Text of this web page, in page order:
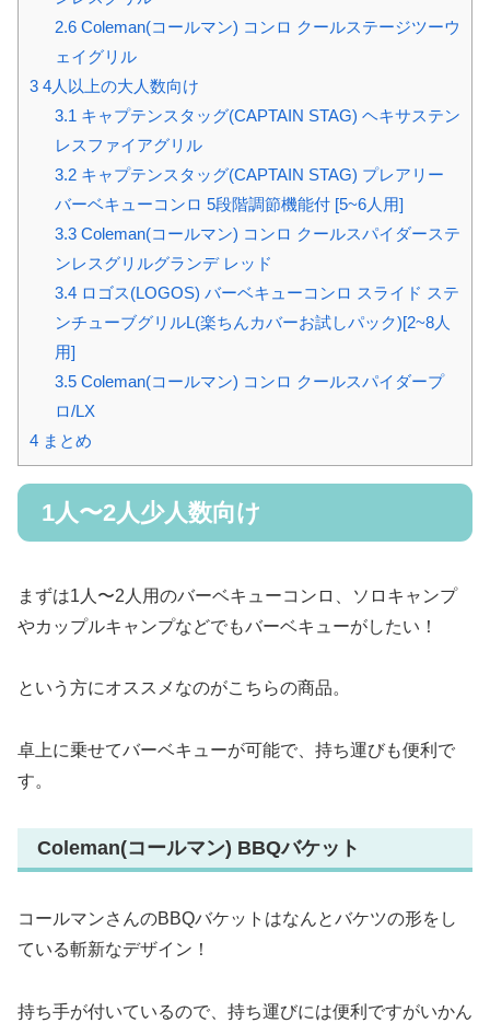
2.6Coleman(コールマン) コンロ クールステージツーウ
ェイグリル
3 4人以上の大人数向け
3.1 キャプテンスタッグ(CAPTAIN STAG) ヘキサステン
レスファイアグリル
3.2キャプテンスタッグ(CAPTAIN STAG) プレアリー
バーベキューコンロ 5段階調節機能付 [5~6人用]
3.3Coleman(コールマン) コンロ クールスパイダーステ
ンレスグリルグランデ レッド
3.4ロゴス(LOGOS) バーベキューコンロ スライド ステ
ンチューブグリルL(楽ちんカバーお試しパック)[2~8人
用]
3.5Coleman(コールマン) コンロ クールスパイダープ
ロ/LX
4 まとめ
1人〜2人少人数向け
まずは1人〜2人用のバーベキューコンロ、ソロキャンプ
やカップルキャンプなどでもバーベキューがしたい！
という方にオススメなのがこちらの商品。
卓上に乗せてバーベキューが可能で、持ち運びも便利で
す。
Coleman(コールマン) BBQバケット
コールマンさんのBBQバケットはなんとバケツの形をし
ている斬新なデザイン！
持ち手が付いているので、持ち運びには便利ですがいかん